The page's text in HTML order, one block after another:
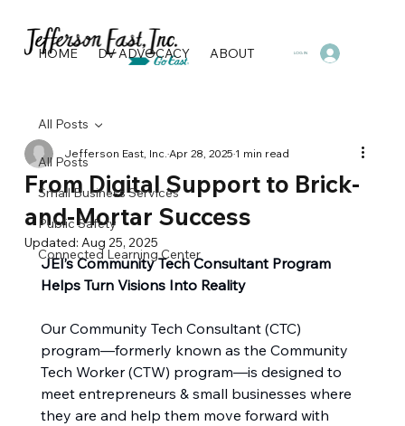
HOME DV ADVOCACY ABOUT PROGRAMS &
LOG IN
All Posts
Small Business Services
Public Safety
Connected Learning Center
All Posts
From Digital Support to Brick-
and-Mortar Success
Jefferson East, Inc.Apr 28, 20251 min read
Updated:Aug 25, 2025
JEI’s Community Tech Consultant Program
Helps Turn Visions Into Reality
Our Community Tech Consultant (CTC)
program—formerly known as the Community
Tech Worker (CTW) program—is designed to
meet entrepreneurs & small businesses where
they are and help them move forward with